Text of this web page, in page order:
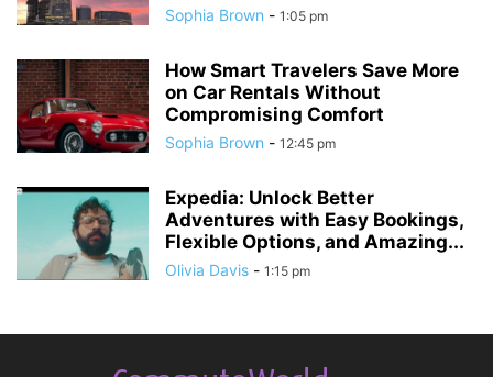
Sophia Brown - 1:05 pm
How Smart Travelers Save More
on Car Rentals Without
Compromising Comfort
Sophia Brown - 12:45 pm
Expedia: Unlock Better
Adventures with Easy Bookings,
Flexible Options, and Amazing...
Olivia Davis - 1:15 pm